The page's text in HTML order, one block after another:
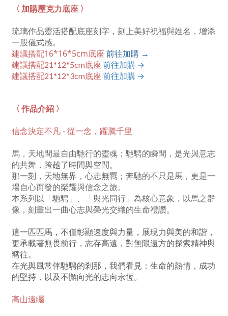
〈 加購壓克力底座 〉
琉璃作品靈活搭配底座刻字，刻上美好祝福與姓名，增添
一股儀式感。
建議搭配16*16*5cm底座前往加購 →
建議搭配21*12*5cm底座 前往加購 →
建議搭配21*12*3cm底座 前往加購 →
〈 作品介紹 〉
信念決定不凡 - 從一念，躍騰千里
馬，天地間最自由馳行的靈魂； 馳騁的瞬間，是光與意志
的共舞，跨越了時間與空間。
那一刻，天地無界，心志無羈； 奔馳的不只是馬，更是一
場自心而發的榮耀與信念之旅。
本系列以「馳騁」、「與光同行」為核心意象， 以馬之群
像，刻畫出一曲心志與榮光交織的生命禮讚。
這一匹匹馬，不僅彰顯速度與力量，展現力與美的和諧，
更承載著無畏前行，志存高遠，對無限遠方的探索精神與
嚮往。
在光與風常伴馳騁的剎那， 我們看見：生命的熱情，成功
的堅持，以及不懈向光的志向永恆。
高山遠矚